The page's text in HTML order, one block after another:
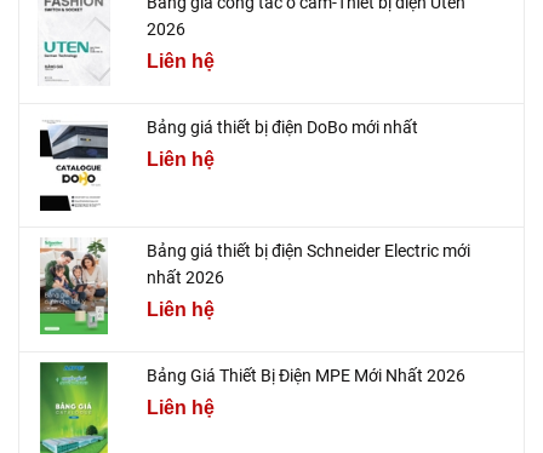
2026
Liên hệ
Bảng giá thiết bị điện DoBo mới nhất
Liên hệ
Bảng giá thiết bị điện Schneider Electric mới
nhất 2026
Liên hệ
Bảng Giá Thiết Bị Điện MPE Mới Nhất 2026
Liên hệ